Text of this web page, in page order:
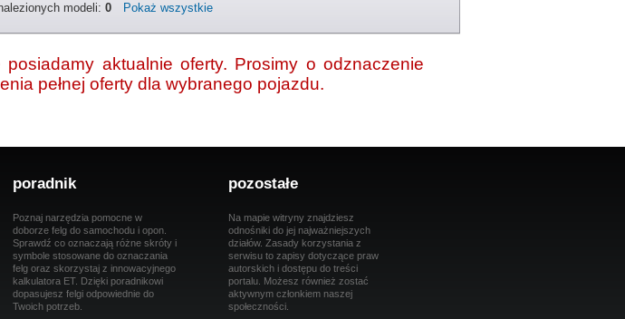
modeli: 0 Pokaż wszystkie
aktualnie oferty. Prosimy o odznaczenie
pełnej oferty dla wybranego pojazdu.
poradnik
Poznaj narzędzia pomocne w
doborze felg do samochodu i opon.
Sprawdź co oznaczają różne skróty i
symbole stosowane do oznaczania
felg oraz skorzystaj z innowacyjnego
kalkulatora ET. Dzięki poradnikowi
dopasujesz felgi odpowiednie do
Twoich potrzeb.
pozostałe
Na mapie witryny znajdziesz
odnośniki do jej najważniejszych
działów. Zasady korzystania z
serwisu to zapisy dotyczące praw
autorskich i dostępu do treści
portalu. Możesz również zostać
aktywnym członkiem naszej
społeczności.